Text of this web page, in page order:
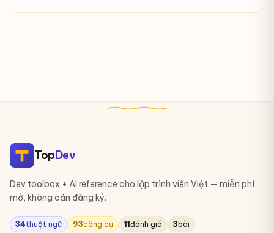
TopDev
Dev toolbox + AI reference cho lập trình viên Việt — miễn phí,
mở, không cần đăng ký.
34thuật ngữ 93công cụ 11đánh giá 3 bài